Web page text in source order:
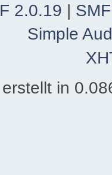
2.0.19 |
Simple
in